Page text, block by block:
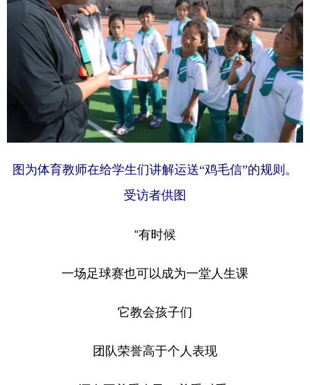
图为体育教师在给学生们讲解运送“鸡毛信”的规则。
受访者供图
“有时候
一场足球赛也可以成为一堂人生课
它教会孩子们
团队荣誉高于个人表现